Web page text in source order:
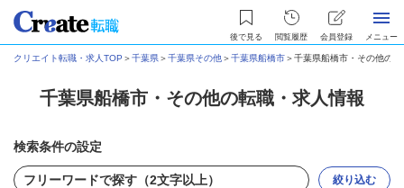
後で見る 閲覧履歴 会員登録 メニュー
クリエイト転職・求人TOP ＞千葉県＞千葉県その他＞千葉県船橋市＞千葉県船橋市・その他の
千葉県船橋市・その他の転職・求人情報
検索条件の設定
絞り込む